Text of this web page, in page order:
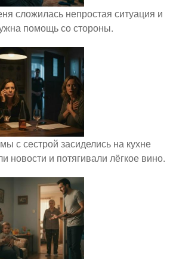
сложилась непростая ситуация и
помощь со стороны.
с сестрой засиделись на кухне
новости и потягивали лёгкое вино.